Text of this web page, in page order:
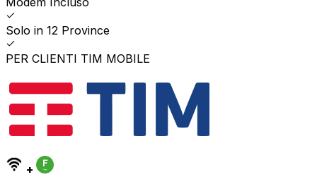
Solo in 12 Province
PER CLIENTI TIM MOBILE
+